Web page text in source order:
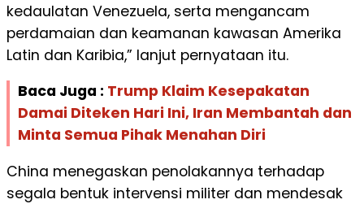
kedaulatan Venezuela, serta mengancam
perdamaian dan keamanan kawasan Amerika
Latin dan Karibia,” lanjut pernyataan itu.
Baca Juga : Trump Klaim Kesepakatan
Damai Diteken Hari Ini, Iran Membantah dan
Minta Semua Pihak Menahan Diri
China menegaskan penolakannya terhadap
segala bentuk intervensi militer dan mendesak